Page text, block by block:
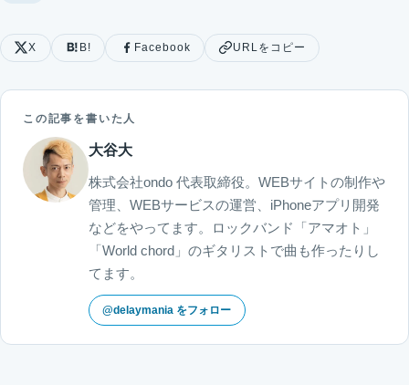
X B! Facebook URLをコピー
この記事を書いた人
大谷大
株式会社ondo 代表取締役。WEBサイトの制作や
管理、WEBサービスの運営、iPhoneアプリ開発
などをやってます。ロックバンド「アマオト」
「World chord」のギタリストで曲も作ったりし
てます。
@delaymania をフォロー